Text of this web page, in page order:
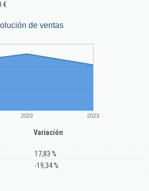
€
de ventas
2022 2023
Variación
17,83 %
-19,34 %